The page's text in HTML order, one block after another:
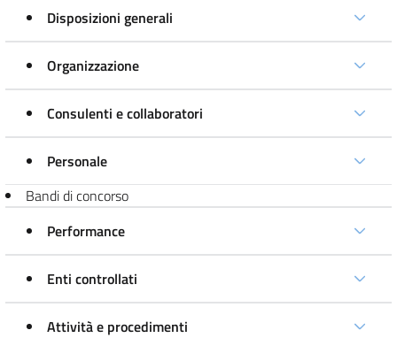
Disposizioni generali
Organizzazione
Consulenti e collaboratori
Personale
Bandi di concorso
Performance
Enti controllati
Attività e procedimenti